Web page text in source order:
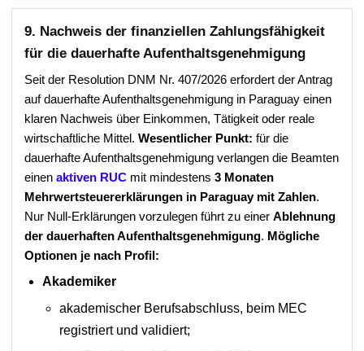
9. Nachweis der finanziellen Zahlungsfähigkeit
für die dauerhafte Aufenthaltsgenehmigung
Seit der Resolution DNM Nr. 407/2026 erfordert der Antrag
auf dauerhafte Aufenthaltsgenehmigung in Paraguay einen
klaren Nachweis über Einkommen, Tätigkeit oder reale
wirtschaftliche Mittel. Wesentlicher Punkt: für die
dauerhafte Aufenthaltsgenehmigung verlangen die Beamten
einen aktiven RUC mit mindestens 3 Monaten
Mehrwertsteuererklärungen in Paraguay mit Zahlen.
Nur Null-Erklärungen vorzulegen führt zu einer Ablehnung
der dauerhaften Aufenthaltsgenehmigung. Mögliche
Optionen je nach Profil:
Akademiker
akademischer Berufsabschluss, beim MEC
registriert und validiert;